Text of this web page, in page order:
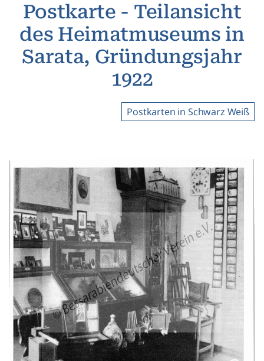
Postkarte - Teilansicht
des Heimatmuseums in
Sarata, Gründungsjahr
1922
Postkarten in Schwarz Weiß